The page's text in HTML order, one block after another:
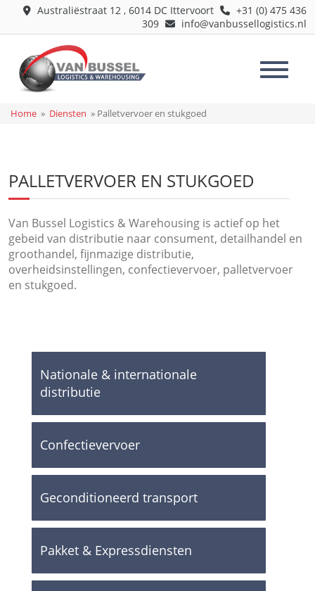
Australiëstraat 12 , 6014 DC Ittervoort
+31 (0) 475 436
309
info@vanbussellogistics.nl
Home » Diensten » Palletvervoer en stukgoed
Nationale & internationale
distributie
Confectievervoer
Geconditioneerd transport
Pakket & Expressdiensten
PALLETVERVOER EN STUKGOED
Van Bussel Logistics & Warehousing is actief op het
gebeid van distributie naar consument, detailhandel en
groothandel, fijnmazige distributie,
overheidsinstellingen, confectievervoer, palletvervoer
en stukgoed.